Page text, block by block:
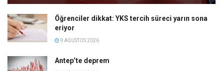
Öğrenciler dikkat: YKS tercih süreci yarın sona
eriyor
9 AĞUSTOS 2026
Antep’te deprem